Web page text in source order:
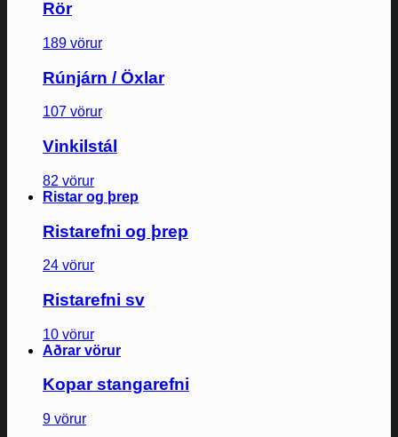
Rör
189 vörur
Rúnjárn / Öxlar
107 vörur
Vinkilstál
82 vörur
Ristar og þrep
Ristarefni og þrep
24 vörur
Ristarefni sv
10 vörur
Aðrar vörur
Kopar stangarefni
9 vörur